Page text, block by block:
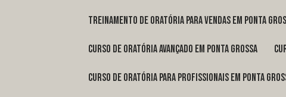
treinamento de oratória para vendas em Ponta
curso de oratória avançado em Ponta Grossa
curso de oratória para profissionais em Ponta